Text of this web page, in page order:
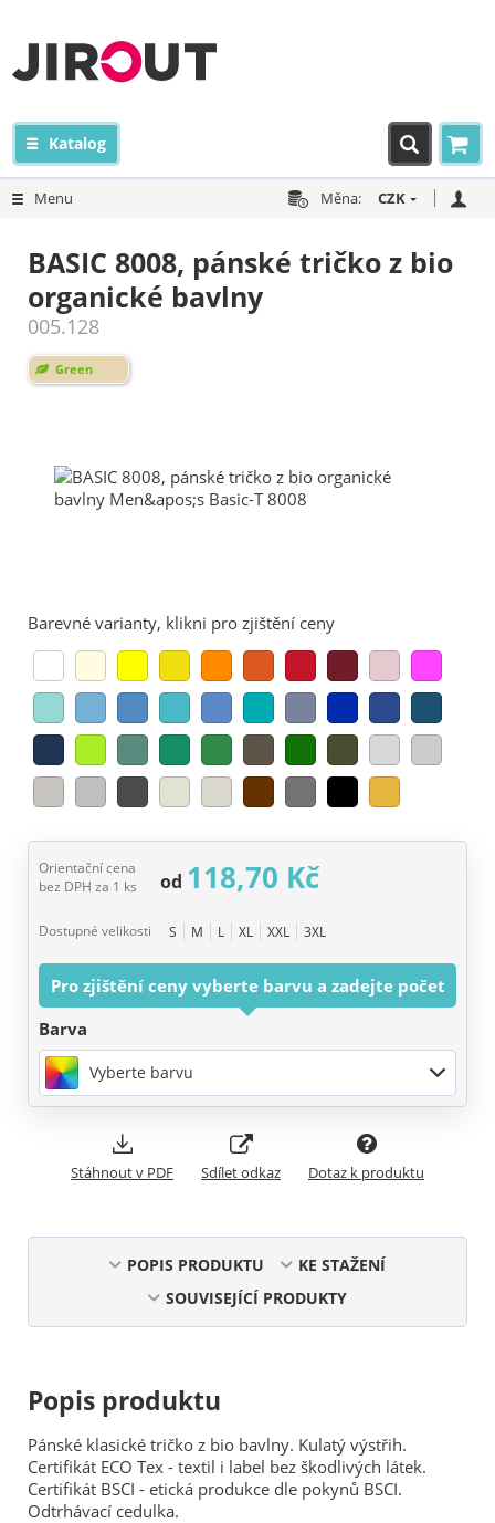
Katalog
Menu Měna: CZK
BASIC 8008, pánské tričko z bio
organické bavlny
005.128
Green
Barevné varianty, klikni pro zjištění ceny
Orientační cena
bez DPH za 1 ks
od 118,70 Kč
Dostupné velikosti S M L XL XXL 3XL
Pro zjištění ceny vyberte barvu a zadejte počet
Barva
Vyberte barvu
Stáhnout v PDF Sdílet odkaz Dotaz k produktu
POPIS PRODUKTU
KE STAŽENÍ
SOUVISEJÍCÍ PRODUKTY
Popis produktu
Pánské klasické tričko z bio bavlny. Kulatý výstřih.
Certifikát ECO Tex - textil i label bez škodlivých látek.
Certifikát BSCI - etická produkce dle pokynů BSCI.
Odtrhávací cedulka.